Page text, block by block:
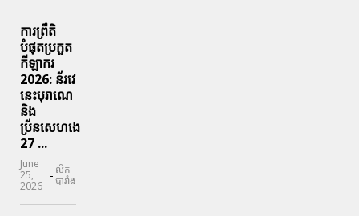
ការព្រឹតិ
បំផុតប្រកួត
កីឡាករ
2026: ន័រវេ
នេះបុរាណេ
និង
ប្រ័នសេហងេ
27 ...
June
25,
2026
- លីក
បារាំង